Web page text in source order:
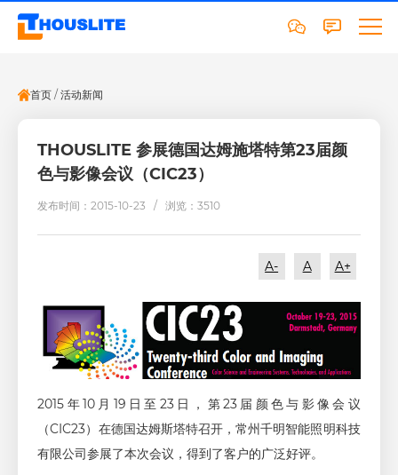
首页 / 活动新闻
THOUSLITE 参展德国达姆施塔特第23届颜
色与影像会议（CIC23）
发布时间：2015-10-23 /浏览：3510
A- A A+
2015年10月19日至23日，第23届颜色与影像会议
（CIC23）在德国达姆斯塔特召开，常州千明智能照明科技
有限公司参展了本次会议，得到了客户的广泛好评。